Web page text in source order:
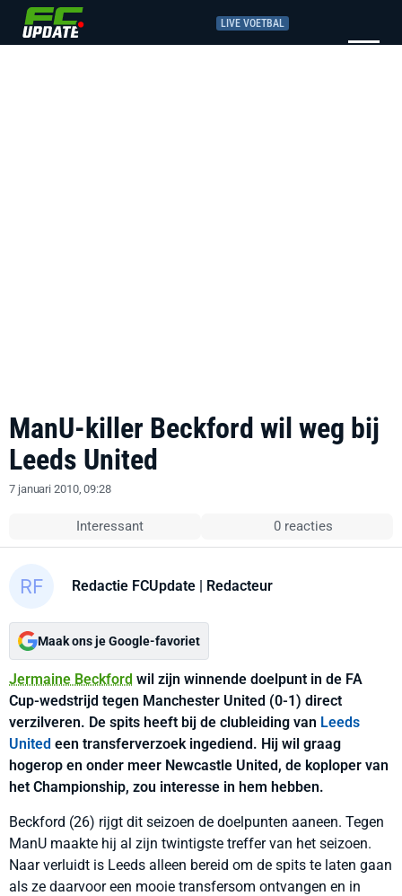
LIVE VOETBAL
ManU-killer Beckford wil weg bij
Leeds United
7 januari 2010, 09:28
Interessant 0 reacties
Redactie FCUpdate | Redacteur
Maak ons je Google-favoriet
Jermaine Beckford wil zijn winnende doelpunt in de FA
Cup-wedstrijd tegen Manchester United (0-1) direct
verzilveren. De spits heeft bij de clubleiding van Leeds
United een transferverzoek ingediend. Hij wil graag
hogerop en onder meer Newcastle United, de koploper van
het Championship, zou interesse in hem hebben.
Beckford (26) rijgt dit seizoen de doelpunten aaneen. Tegen
ManU maakte hij al zijn twintigste treffer van het seizoen.
Naar verluidt is Leeds alleen bereid om de spits te laten gaan
als ze daarvoor een mooie transfersom ontvangen en in